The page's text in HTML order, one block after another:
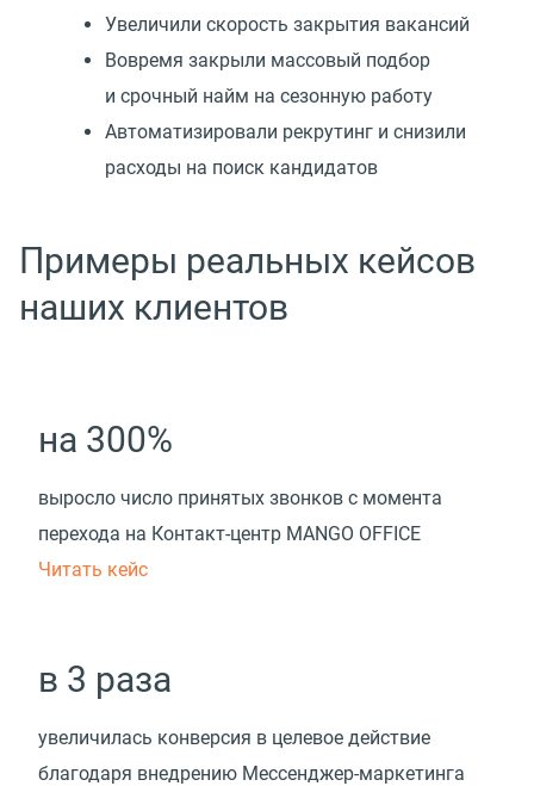
Увеличили скорость закрытия вакансий
Вовремя закрыли массовый подбор
и срочный найм на сезонную работу
Автоматизировали рекрутинг и снизили
расходы на поиск кандидатов
Примеры реальных кейсов
наших клиентов
на 300%
выросло число принятых звонков с момента
перехода на Контакт-центр MANGO OFFICE
Читать кейс
в 3 раза
увеличилась конверсия в целевое действие
благодаря внедрению Мессенджер-маркетинга